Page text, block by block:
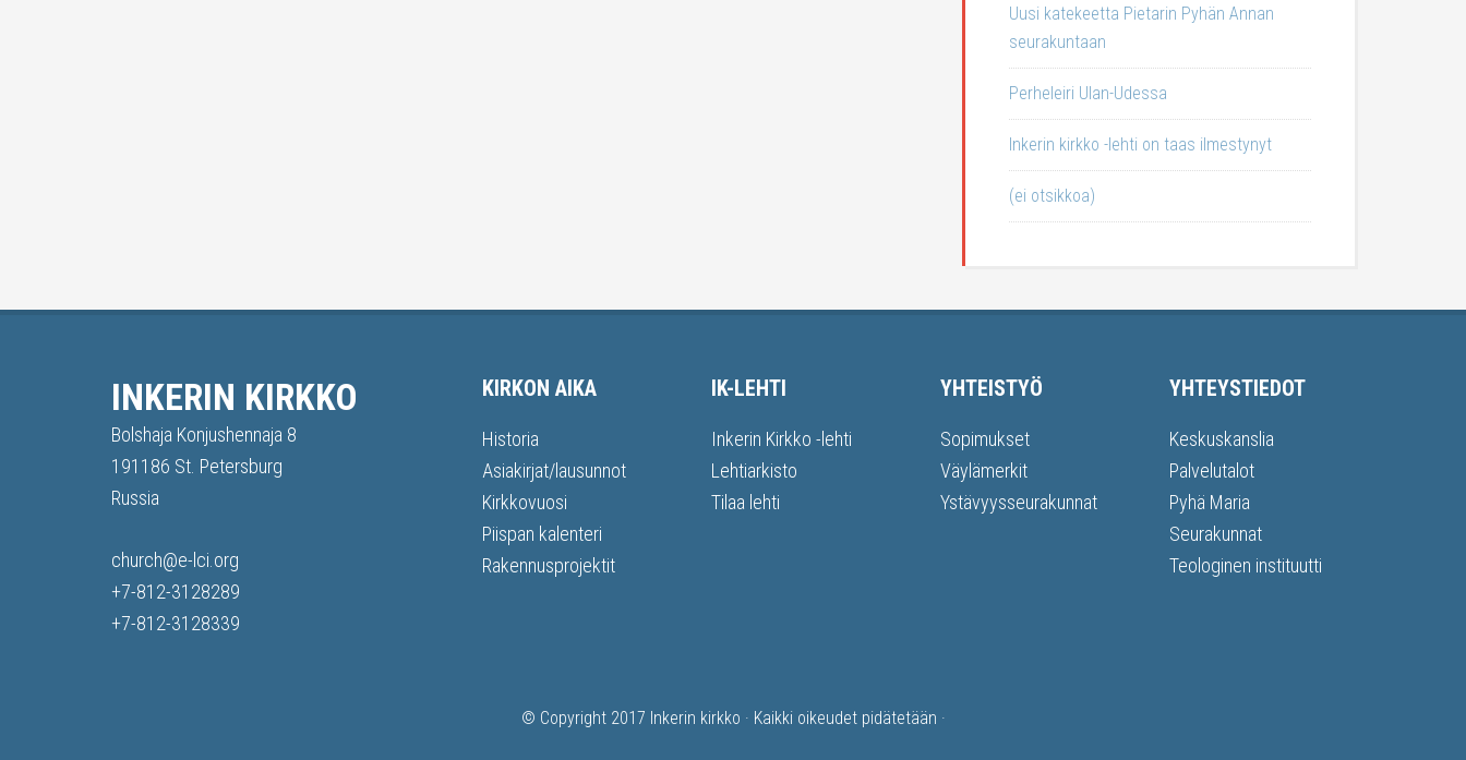
Uusi katekeetta Pietarin Pyhän Annan
seurakuntaan
Perheleiri Ulan-Udessa
Inkerin kirkko -lehti on taas ilmestynyt
(ei otsikkoa)
INKERIN KIRKKO
Bolshaja Konjushennaja 8
191186 St. Petersburg
Russia
church@e-lci.org
+7-812-3128289
+7-812-3128339
KIRKON AIKA
Historia
Asiakirjat/lausunnot
Kirkkovuosi
Piispan kalenteri
Rakennusprojektit
IK-LEHTI
Inkerin Kirkko -lehti
Lehtiarkisto
Tilaa lehti
YHTEISTYÖ
Sopimukset
Väylämerkit
Ystävyysseurakunnat
YHTEYSTIEDOT
Keskuskanslia
Palvelutalot
Pyhä Maria
Seurakunnat
Teologinen instituutti
© Copyright 2017 Inkerin kirkko · Kaikki oikeudet pidätetään ·